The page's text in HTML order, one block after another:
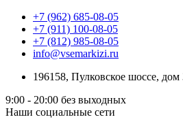
+7 (962) 685-08-05
+7 (911) 100-08-05
+7 (812) 985-08-05
info@vsemarkizi.ru
196158, Пулковское шоссе,
9:00 - 20:00 без выходных
Наши социальные сети